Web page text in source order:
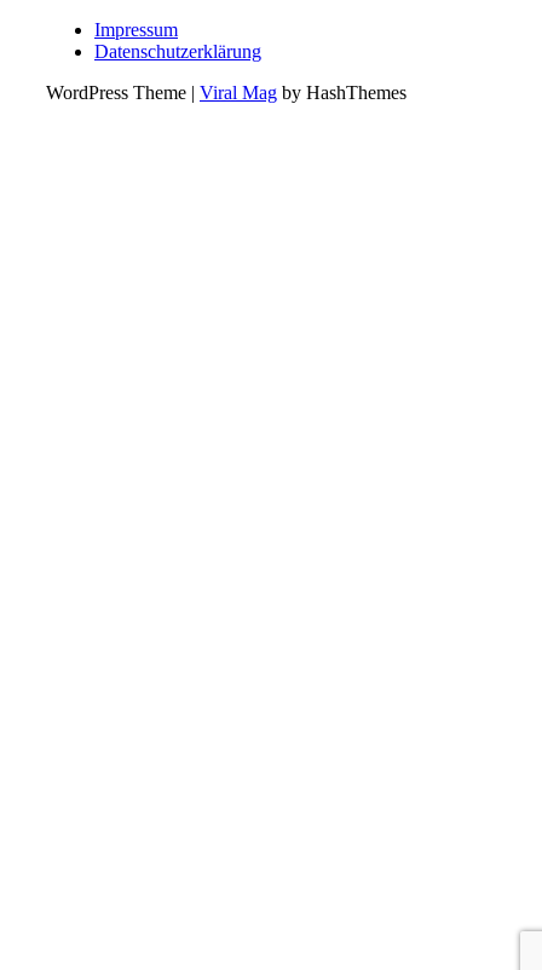
Impressum
Datenschutzerklärung
WordPress Theme | Viral Mag by HashThemes